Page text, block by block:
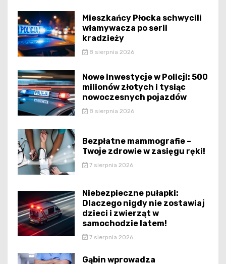
Mieszkańcy Płocka schwycili
włamywacza po serii
kradzieży
8 sierpnia 2026
Nowe inwestycje w Policji: 500
milionów złotych i tysiąc
nowoczesnych pojazdów
8 sierpnia 2026
Bezpłatne mammografie –
Twoje zdrowie w zasięgu ręki!
7 sierpnia 2026
Niebezpieczne pułapki:
Dlaczego nigdy nie zostawiaj
dzieci i zwierząt w
samochodzie latem!
7 sierpnia 2026
Gąbin wprowadza